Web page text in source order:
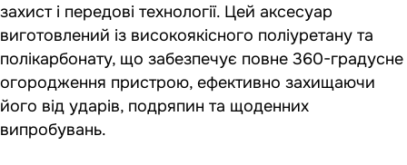
захист і передові технології. Цей аксесуар
виготовлений із високоякісного поліуретану та
полікарбонату, що забезпечує повне 360-градусне
огородження пристрою, ефективно захищаючи
його від ударів, подряпин та щоденних
випробувань.